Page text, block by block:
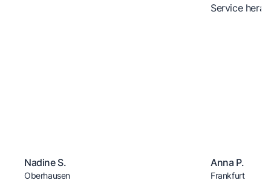
Nadine S.
Oberhausen
Service
Anna P.
Frankfurt